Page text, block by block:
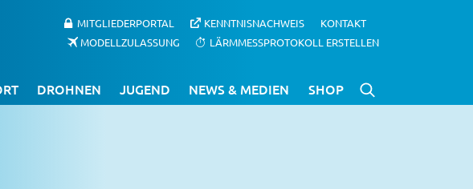
MITGLIEDERPORTAL KENNTNISNACHWEIS
KONTAKT
MODELLZULASSUNG
LÄRMMESSPROTOKOLL ERSTELLEN
DROHNEN JUGEND NEWS & MEDIEN SHOP